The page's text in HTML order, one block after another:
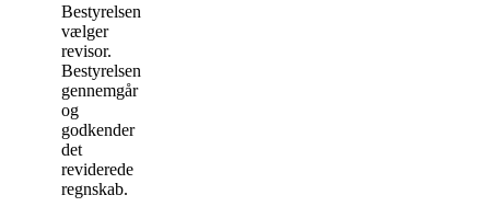
Bestyrelsen
vælger
revisor.
Bestyrelsen
gennemgår
og
godkender
det
reviderede
regnskab.